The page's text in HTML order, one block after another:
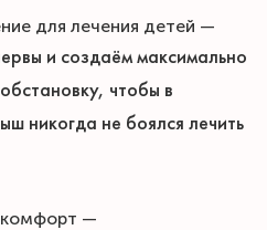
для лечения детей —
и создаём максимально
чтобы в
никогда не боялся лечить
—